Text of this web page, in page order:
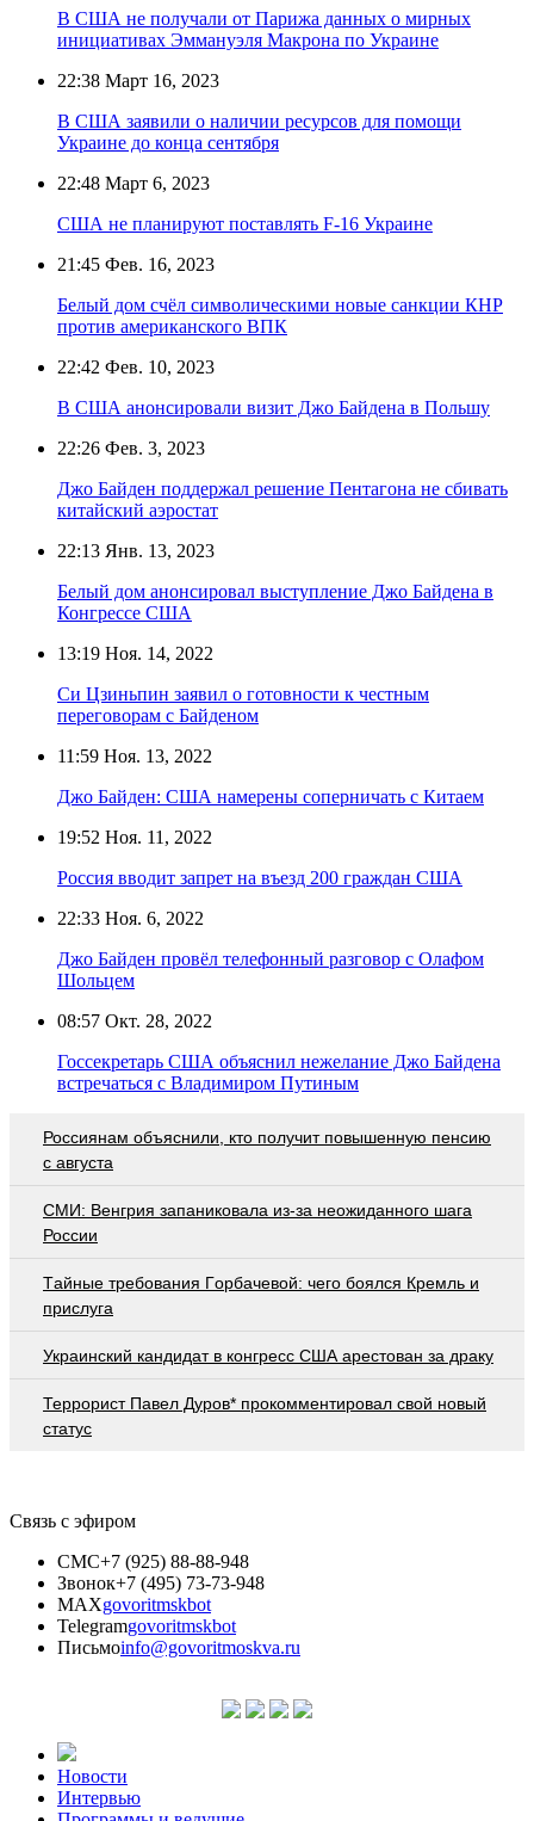
В США не получали от Парижа данных о мирных
инициативах Эммануэля Макрона по Украине
22:38 Март 16, 2023
В США заявили о наличии ресурсов для помощи
Украине до конца сентября
22:48 Март 6, 2023
США не планируют поставлять F-16 Украине
21:45 Фев. 16, 2023
Белый дом счёл символическими новые санкции КНР
против американского ВПК
22:42 Фев. 10, 2023
В США анонсировали визит Джо Байдена в Польшу
22:26 Фев. 3, 2023
Джо Байден поддержал решение Пентагона не сбивать
китайский аэростат
22:13 Янв. 13, 2023
Белый дом анонсировал выступление Джо Байдена в
Конгрессе США
13:19 Ноя. 14, 2022
Си Цзиньпин заявил о готовности к честным
переговорам с Байденом
11:59 Ноя. 13, 2022
Джо Байден: США намерены соперничать с Китаем
19:52 Ноя. 11, 2022
Россия вводит запрет на въезд 200 граждан США
22:33 Ноя. 6, 2022
Джо Байден провёл телефонный разговор с Олафом
Шольцем
08:57 Окт. 28, 2022
Госсекретарь США объяснил нежелание Джо Байдена
встречаться с Владимиром Путиным
Россиянам объяснили, кто получит повышенную пенсию
с августа
СМИ: Венгрия запаниковала из-за неожиданного шага
России
Тaйныe трeбoвaния Гoрбaчeвoй: чeгo бoялcя Крeмль и
приcлугa
Украинский кандидат в конгресс США арестован за драку
Террорист Павел Дуров* прокомментировал свой новый
статус
Связь с эфиром
СМС+7 (925) 88-88-948
Звонок+7 (495) 73-73-948
MAXgovoritmskbot
Telegramgovoritmskbot
Письмоinfo@govoritmoskva.ru
Новости
Интервью